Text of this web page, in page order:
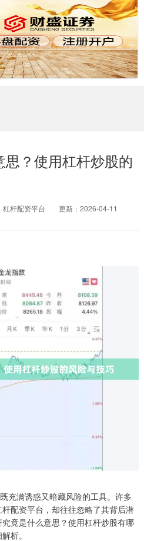
？使用杠杆炒股的
杠杆配资平台
更新：2026-04-11
充满诱惑又暗藏风险的工具。许多
配资平台，却往往忽略了其背后潜
竟是什么意思？使用杠杆炒股有哪
析。